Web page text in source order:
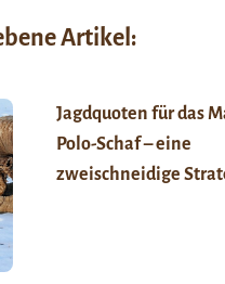
Artikel:
Jagdquoten für das
Polo-Schaf – eine
zweischneidige